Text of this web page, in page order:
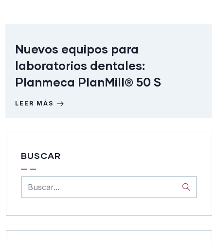
Nuevos equipos para
laboratorios dentales:
Planmeca PlanMill®️ 50 S
LEER MÁS
BUSCAR